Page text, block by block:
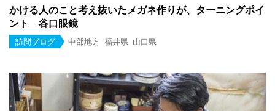
かける人のこと考え抜いたメガネ作りが、ターニングポイ
ント 谷口眼鏡
訪問ブログ 中部地方 福井県 山口県